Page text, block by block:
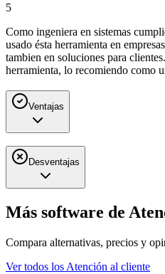
5
Como ingeniera en sistemas
usado ésta herramienta en
tambien en soluciones para
herramienta, lo recomiendo como
Ventajas
Desventajas
Más software de
Compara alternativas, precios y
Ver todos los Atención al cliente